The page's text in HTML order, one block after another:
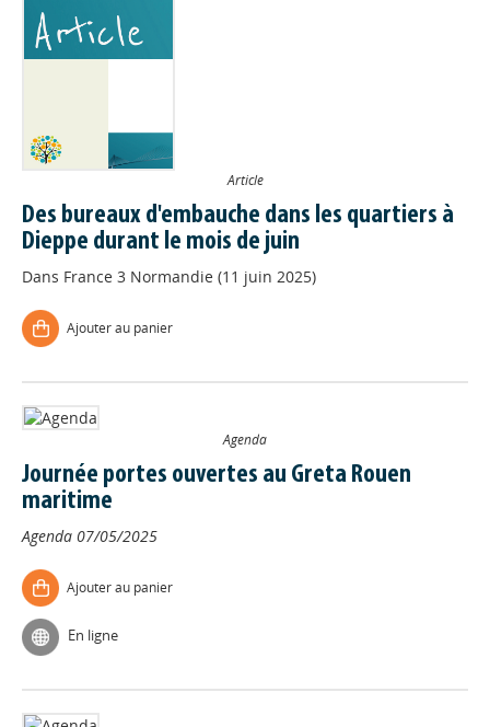
Article
Des bureaux d'embauche dans les quartiers à
Dieppe durant le mois de juin
Dans France 3 Normandie (11 juin 2025)
Ajouter au panier
Agenda
Journée portes ouvertes au Greta Rouen
maritime
Agenda 07/05/2025
Ajouter au panier
En ligne